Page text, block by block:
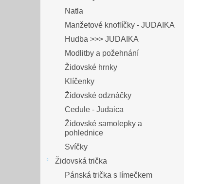
Natla
Manžetové knoflíčky - JUDAIKA
Hudba >>> JUDAIKA
Modlitby a požehnání
Židovské hrnky
Klíčenky
Židovské odznáčky
Cedule - Judaica
Židovské samolepky a
pohlednice
Svíčky
Židovská trička
Pánská trička s límečkem